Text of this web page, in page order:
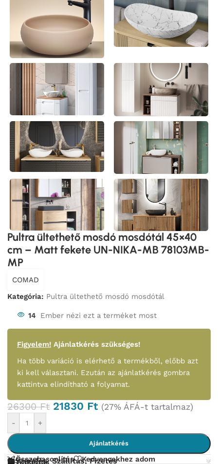
Pultra ültethető mosdó mosdótál 45×40
cm – Matt fekete UN-NIKA-MB 78103MB-
MP
COMAD
Kategória: Pultra ültethető mosdó mosdótál
14 Ember nézi ezt a terméket most
Figyelem! Ajánlatkérés szükséges!
Ha több variáció is elérhető a termékből, előbb azt
ki kell választani. Ezután az ajánlatkérés gombra
kattintva elindítható a folyamat.
26300Ft 21830 Ft (27% ÁFÁ-t tartalmaz)
- +
Ajánlatkérés
Összehasonlítás Kedvencekhez adom
Szerelés, Szállítás, Fizetés